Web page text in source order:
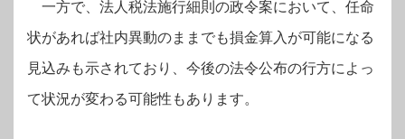
一方で、法人税法施行細則の政令案において、任命
状があれば社内異動のままでも損金算入が可能になる
見込みも示されており、今後の法令公布の行方によっ
て状況が変わる可能性もあります。